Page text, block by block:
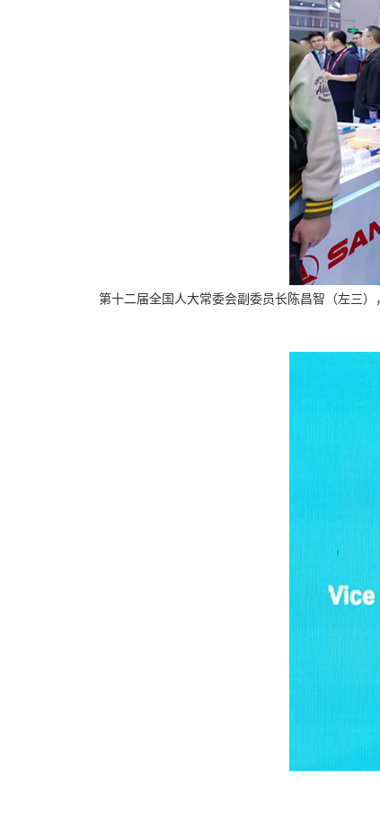
第十二届全国人大常委会副委员长陈昌智（左三